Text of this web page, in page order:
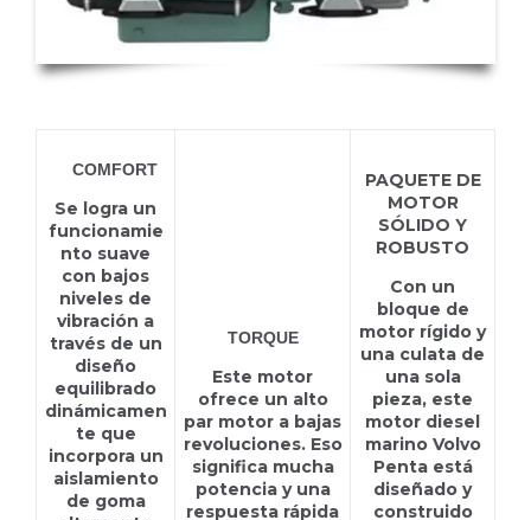
COMFORT
Se logra un
funcionamie
nto suave
con bajos
niveles de
vibración a
través de un
diseño
equilibrado
dinámicamen
te que
incorpora un
aislamiento
de goma
TORQUE
Este motor
ofrece un alto
par motor a bajas
revoluciones. Eso
significa mucha
potencia y una
respuesta rápida
PAQUETE DE
MOTOR
SÓLIDO Y
ROBUSTO
Con un
bloque de
motor rígido y
una culata de
una sola
pieza, este
motor diesel
marino Volvo
Penta está
diseñado y
construido